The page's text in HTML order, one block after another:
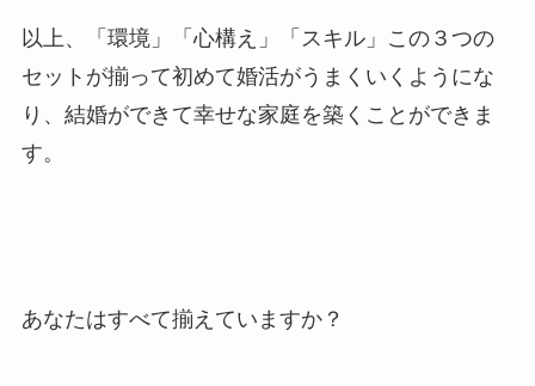
以上、「環境」「心構え」「スキル」この３つの
セットが揃って初めて婚活がうまくいくようにな
り、結婚ができて幸せな家庭を築くことができま
す。
あなたはすべて揃えていますか？